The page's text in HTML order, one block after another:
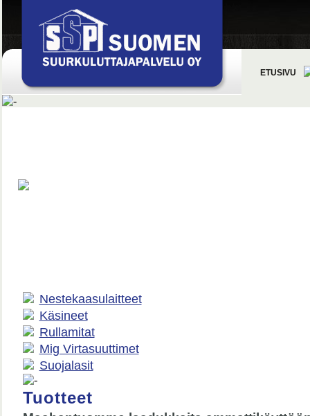
ETUSIVU
Nestekaasulaitteet
Käsineet
Rullamitat
Mig Virtasuuttimet
Suojalasit
Tuotteet